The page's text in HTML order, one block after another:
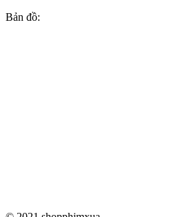
Bản đồ: